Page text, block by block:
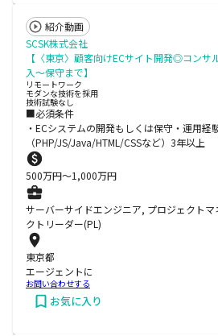
紹介動画
SCSK株式会社
【〈東京〉顧客向けECサイト開発◎コンサ
入～保守まで】
リモートワーク
モダンな技術を採用
技術試験なし
■必須条件
・ECシステムの開発もしくは保守・運用経
（PHP/JS/Java/HTML/CSSなど）3年以上
500万円〜1,000万円
サーバーサイドエンジニア, プロジェクトマ
クトリーダー(PL)
東京都
エージェントに
お問い合わせする
お気に入り